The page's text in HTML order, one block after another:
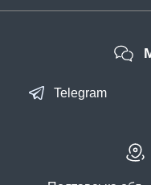
Telegram